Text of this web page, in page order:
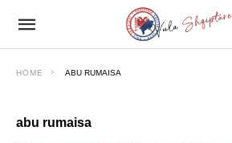
HOME ABU RUMAISA
abu rumaisa